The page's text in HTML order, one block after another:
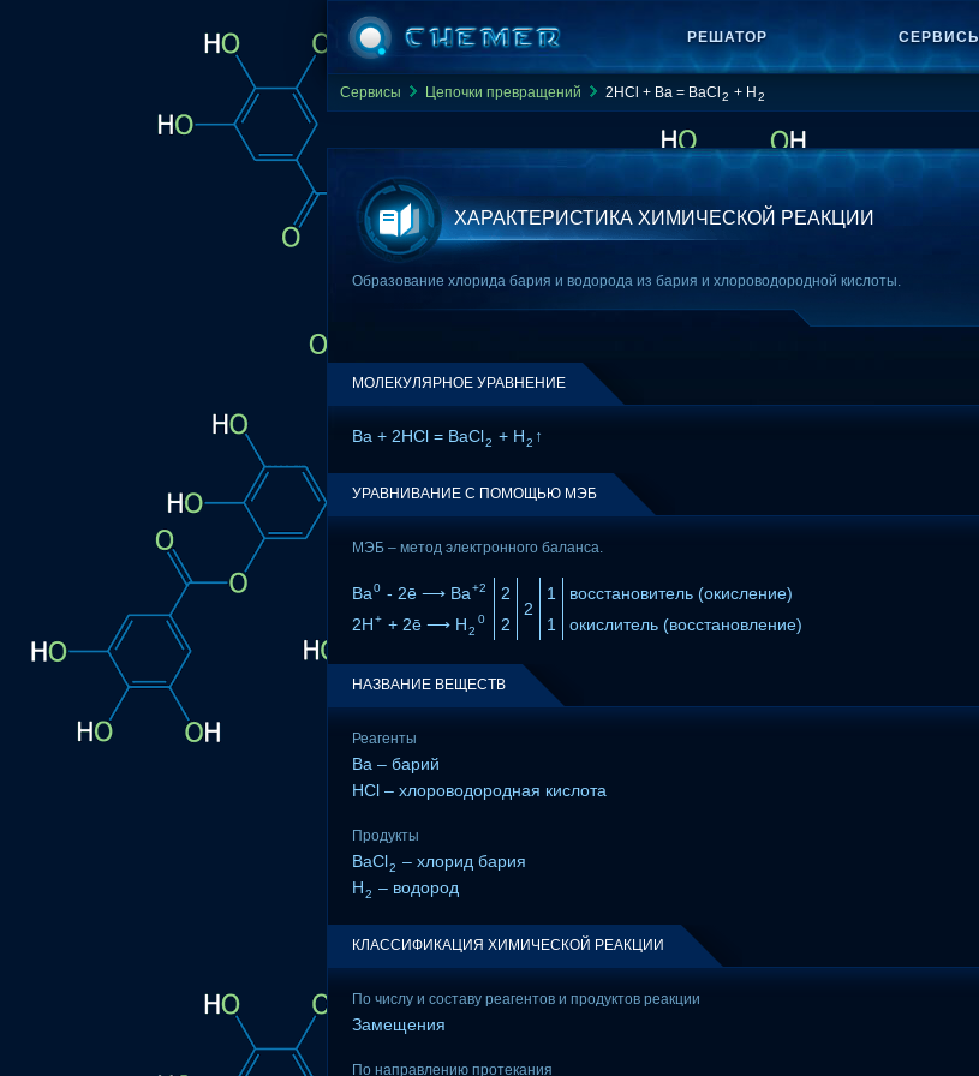
РЕШАТОР СЕРВИСЫ
Сервисы Цепочки превращений 2HCl + Ba = BaCl 2 + H 2
ХАРАКТЕРИСТИКА ХИМИЧЕСКОЙ РЕАКЦИИ
Образование хлорида бария и водорода из бария и хлороводородной кислоты.
МОЛЕКУЛЯРНОЕ УРАВНЕНИЕ
Ba + 2HCl = BaCl2 + H2 ↑
УРАВНИВАНИЕ С ПОМОЩЬЮ МЭБ
МЭБ – метод электронного баланса.
Ba0 - 2ē ⟶ Ba+2
2
2
1
восстановитель (окисление)
2H+ + 2ē ⟶ H2
0 2 1 окислитель (восстановление)
НАЗВАНИЕ ВЕЩЕСТВ
Реагенты
Ba – барий
HCl – хлороводородная кислота
Продукты
BaCl2 – хлорид бария
H2 – водород
КЛАССИФИКАЦИЯ ХИМИЧЕСКОЙ РЕАКЦИИ
По числу и составу реагентов и продуктов реакции
Замещения
По направлению протекания